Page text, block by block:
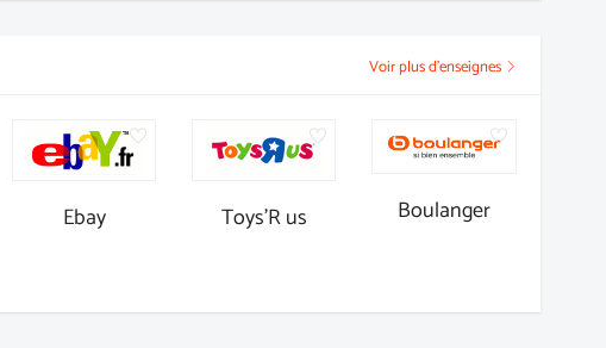
Voir plus d'enseignes
Ebay Toys'R us Boulanger